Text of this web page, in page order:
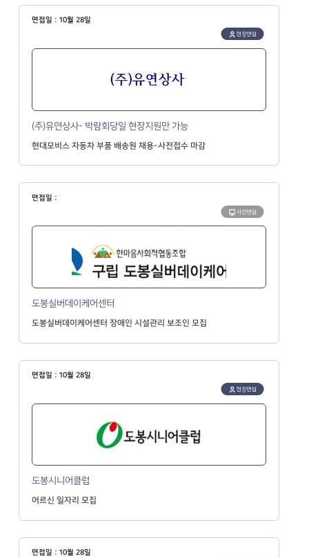
면접일 : 10월 28일
현장면접
(주)유연상사- 박람회당일 현장지원만 가능
현대모비스 자동차 부품 배송원 채용-사전접수 마감
면접일 :
사전면접
도봉실버데이케어센터
도봉실버데이케어센터 장애인 시설관리 보조인 모집
면접일 : 10월 28일
현장면접
도봉시니어클럽
어르신 일자리 모집
면접일 : 10월 28일